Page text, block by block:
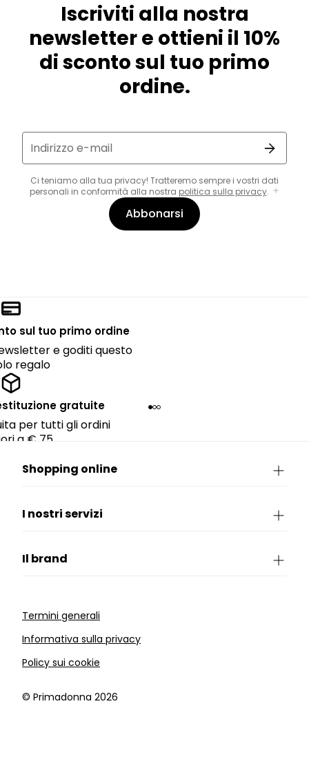
Iscriviti alla nostra
newsletter e ottieni il 10%
di sconto sul tuo primo
ordine.
Indirizzo e-mail
Ci teniamo alla tua privacy! Tratteremo sempre i vostri dati
personali in conformità alla nostra politica sulla privacy.
Abbonarsi
sul tuo primo ordine
e goditi questo
regalo
gratuite
per tutti gli ordini
a € 75.
Shopping online
I nostri servizi
Il brand
Termini generali
Informativa sulla privacy
Policy sui cookie
©️ Primadonna 2026